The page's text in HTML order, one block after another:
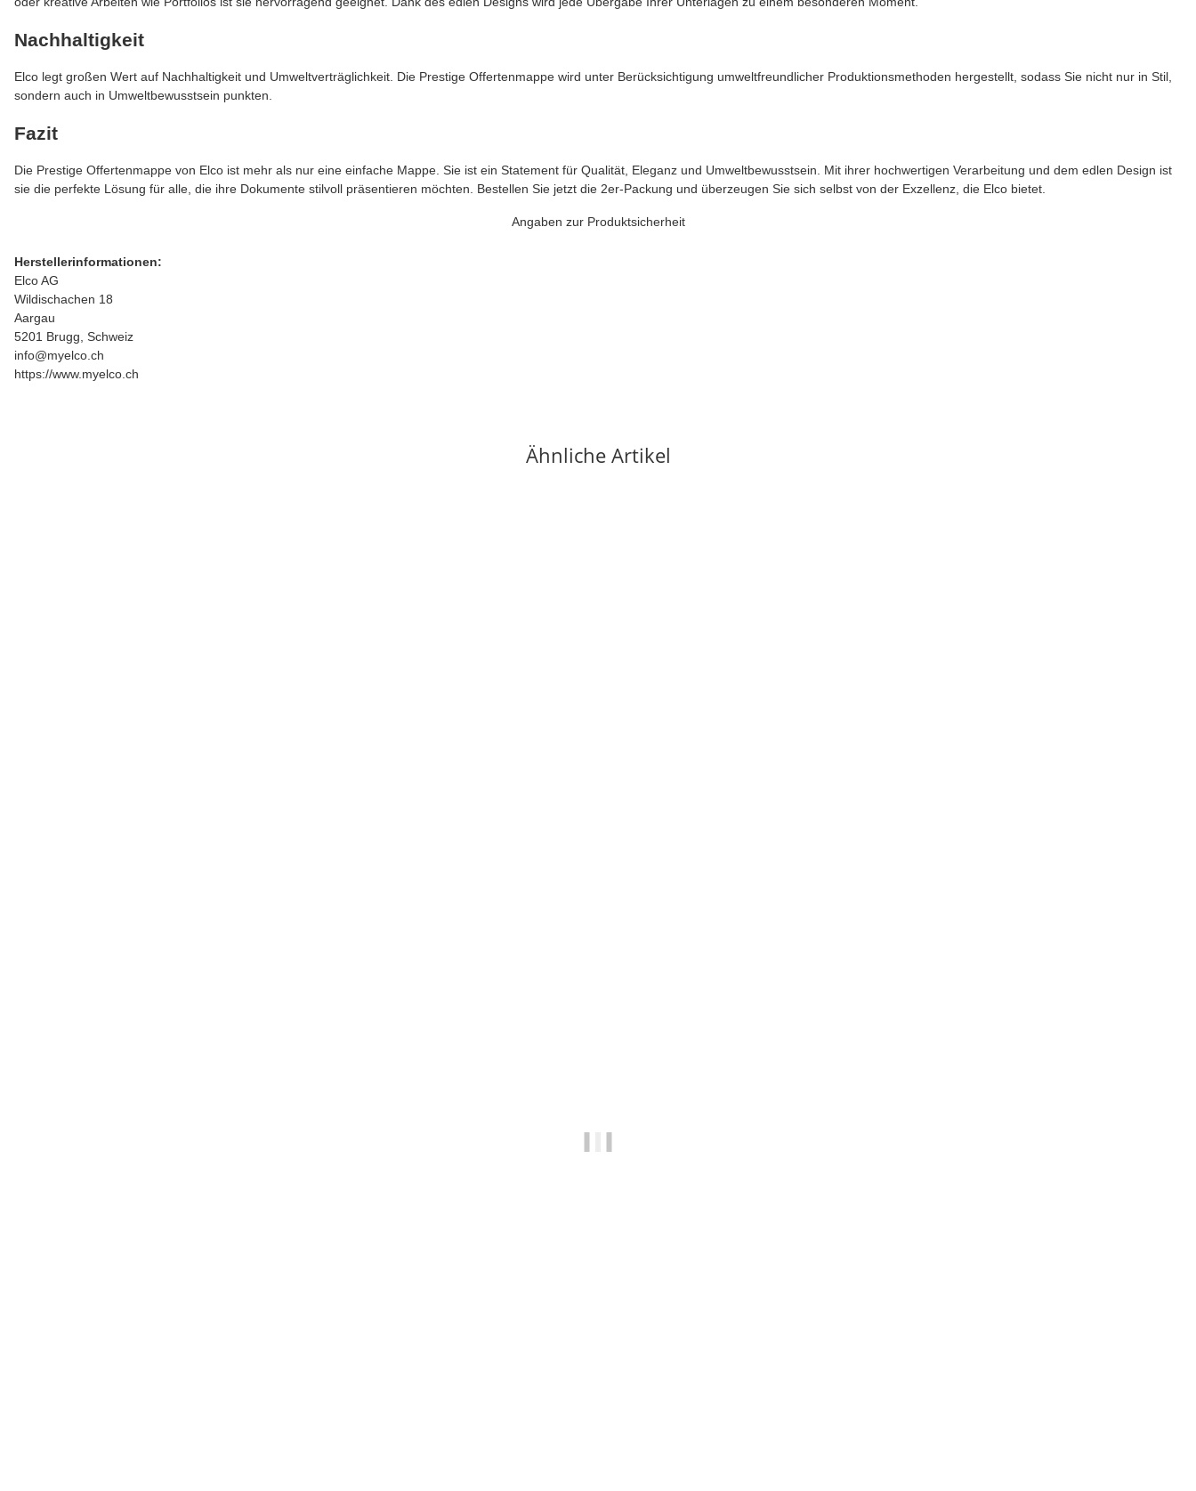
Nachhaltigkeit
Elco legt großen Wert auf Nachhaltigkeit und Umweltverträglichkeit. Die Prestige Offertenmappe wird unter Berücksichtigung umweltfreundlicher Produktionsmethoden hergestellt, sodass Sie nicht nur in Stil,
sondern auch in Umweltbewusstsein punkten.
Fazit
Die Prestige Offertenmappe von Elco ist mehr als nur eine einfache Mappe. Sie ist ein Statement für Qualität, Eleganz und Umweltbewusstsein. Mit ihrer hochwertigen Verarbeitung und dem edlen Design ist
sie die perfekte Lösung für alle, die ihre Dokumente stilvoll präsentieren möchten. Bestellen Sie jetzt die 2er-Packung und überzeugen Sie sich selbst von der Exzellenz, die Elco bietet.
Angaben zur Produktsicherheit
Herstellerinformationen:
Elco AG
Wildischachen 18
Aargau
5201 Brugg, Schweiz
info@myelco.ch
https://www.myelco.ch
Ähnliche Artikel